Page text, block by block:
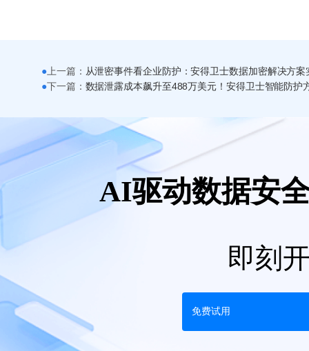
●上一篇： 从泄密事件看企业防护：安得卫士数据加密解决方案
●下一篇：
AI驱动数据安
即刻
免费试用